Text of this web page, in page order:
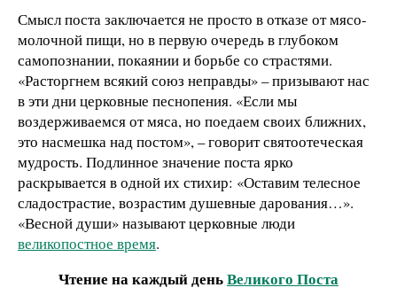
Смысл поста заключается не просто в отказе от мясо-
молочной пищи, но в первую очередь в глубоком
самопознании, покаянии и борьбе со страстями.
«Расторгнем всякий союз неправды» – призывают нас
в эти дни церковные песнопения. «Если мы
воздерживаемся от мяса, но поедаем своих ближних,
это насмешка над постом», – говорит святоотеческая
мудрость. Подлинное значение поста ярко
раскрывается в одной их стихир: «Оставим телесное
сладострастие, возрастим душевные дарования…».
«Весной души» называют церковные люди
великопостное время.
Чтение на каждый деньВеликого Поста